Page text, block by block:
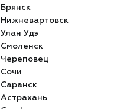
Брянск
Нижневартовск
Улан Удэ
Смоленск
Череповец
Сочи
Саранск
Астрахань